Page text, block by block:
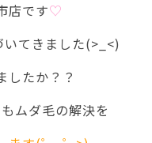
店です♡
いてきました(>_<)
したか？？
ムダ毛の解決を